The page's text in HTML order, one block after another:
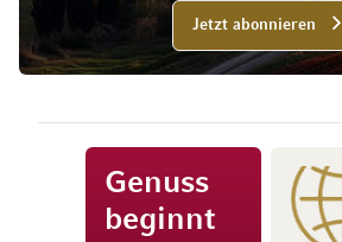
Jetzt abonnieren
Genuss
beginnt